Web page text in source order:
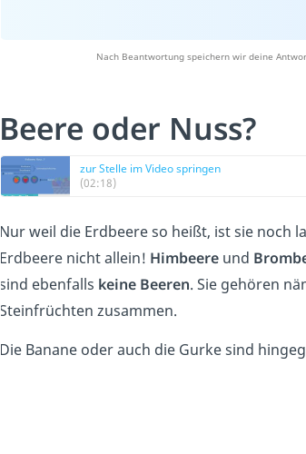
Nach Beantwortung speichern wir deine
Beere oder Nuss?
zur Stelle im Video springen
(02:18)
Nur weil die Erdbeere so heißt, ist sie noch
Erdbeere nicht allein! Himbeere und
sind ebenfalls keine Beeren. Sie gehören
Steinfrüchten zusammen.
Die Banane oder auch die Gurke sind